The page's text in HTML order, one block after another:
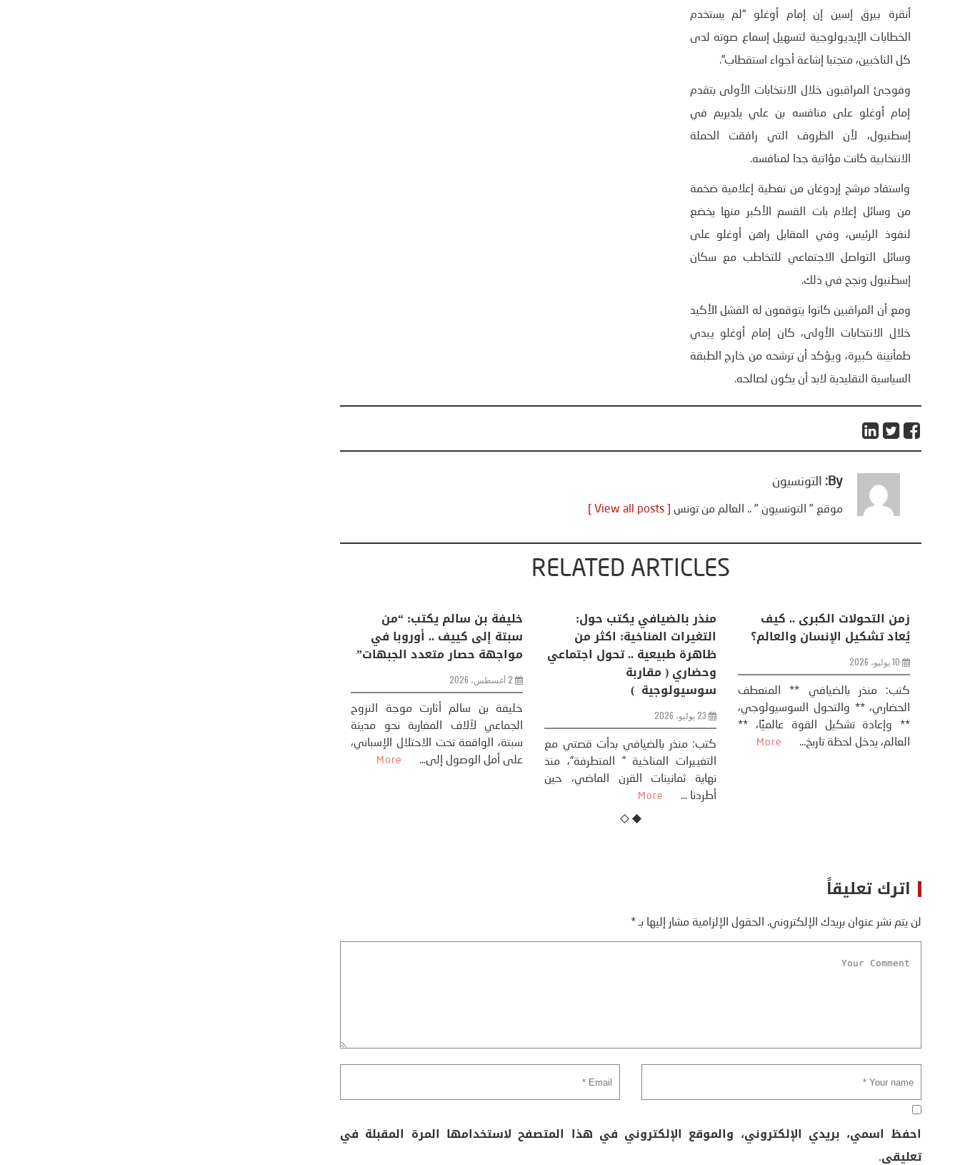
أنقرة بيرق إسين إن إمام أوغلو “لم يستخدم
الخطابات الإيديولوجية لتسهيل إسماع صوته لدى
كل الناخبين، متجنبا إشاعة أجواء استقطاب”.
وفوجئ المراقبون خلال الانتخابات الأولى بتقدم
إمام أوغلو على منافسه بن علي يلديريم في
إسطنبول، لأن الظروف التي رافقت الحملة
الانتخابية كانت مؤاتية جدا لمنافسه.
واستفاد مرشح إردوغان من تغطية إعلامية ضخمة
من وسائل إعلام بات القسم الأكبر منها يخضع
لنفوذ الرئيس، وفي المقابل راهن أوغلو على
وسائل التواصل الاجتماعي للتخاطب مع سكان
إسطنبول ونجح في ذلك.
ومع أن المراقبين كانوا يتوقعون له الفشل الأكيد
خلال الانتخابات الأولى، كان إمام أوغلو يبدي
طمأنينة كبيرة، ويؤكد أن ترشحه من خارج الطبقة
السياسية التقليدية لابد أن يكون لصالحه.
By: التونسيون
موقع " التونسيون " .. العالم من تونس [ View all posts ]
RELATED ARTICLES
منذر بالضيافي يكتب حول:
التغيرات المناخية: اكثر من
ظاهرة طبيعية .. تحول اجتماعي
وحضاري ( مقاربة
سوسيولوجية )
23 يوليو، 2026
كتب: منذر بالضيافي بدأت قصتي مع
التغييرات المناخية ” المتطرفة”، منذ
زمن التحولات الكبرى .. كيف
يُعاد تشكيل الإنسان والعالم؟
10 يوليو، 2026
كتب: منذر بالضيافي ** المنعطف
الحضاري، ** والتحول السوسيولوجي،
** وإعادة تشكيل القوة عالميًا، **
العالم، يدخل لحظة تاريخ...
More
تحليل اخباري/ أمريكا وايران:
عودة الحرب .. و “هرمز” مربط
الفرس
8 يوليو، 2026
تحليل – منذر بالضيافي عاد الرئيس
الأمريكي دونالد ترامب إلى قصف
ايران، وذلك ردا على ما اعتبره الرئيس
اترك تعليقاً
لن يتم نشر عنوان بريدك الإلكتروني. الحقول الإلزامية مشار إليها بـ*
احفظ اسمي، بريدي الإلكتروني، والموقع الإلكتروني في هذا المتصفح لاستخدامها المرة المقبلة في
تعليقي.